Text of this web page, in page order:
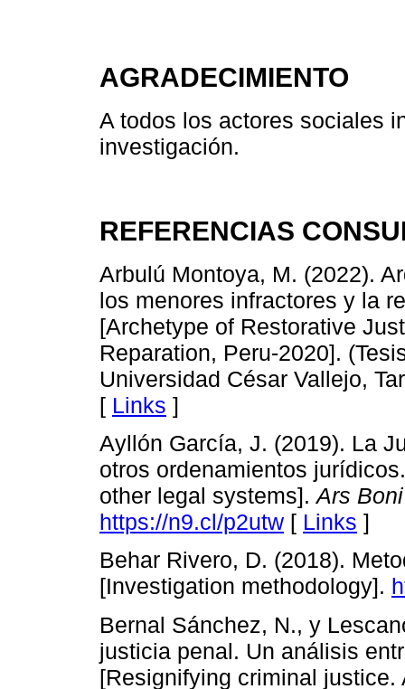
AGRADECIMIENTO
A todos los actores sociales
investigación.
REFERENCIAS
Arbulú Montoya, M. (2022).
los menores infractores y la
[Archetype of Restorative
Reparation, Peru-2020].
Universidad César Vallejo,
[ Links ]
Ayllón García, J. (2019). La
otros ordenamientos
other legal systems].Ars
https://n9.cl/p2utw [ Links ]
Behar Rivero, D. (2018).
[Investigation methodology].
Bernal Sánchez, N., y
justicia penal. Un análisis
[Resignifying criminal